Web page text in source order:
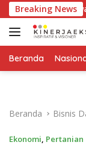
Langsung
ke
konten
Breaking News
II-2026
Beranda
Beranda Bisnis
Ekonomi, Pertanian